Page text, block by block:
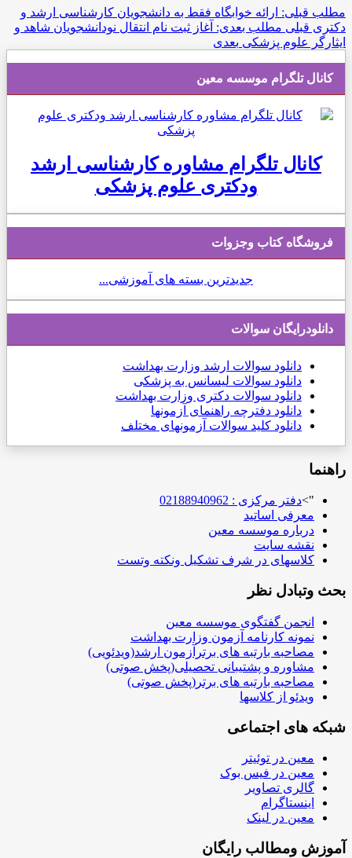
مطلب قبلی: ارائه خوابگاه فقط به دانشجویان کارشناسی ارشد و
دکتری قبلی مطلب بعدی: آغاز ثبت نام انتقال نودانشجویان شاهد و
ایثارگر علوم پزشکی بعدی
کانال تلگرام موسسه معین
کانال تلگرام مشاوره کارشناسی ارشد
ودکتری علوم پزشکی
فروشگاه کتاب وجزوات
جدیدترین بسته های آموزشی...
دانلودرایگان سوالات
دانلود سوالات ارشد وزارت بهداشت
دانلود سوالات لیسانس به پزشکی
دانلود سوالات دکتری وزارت بهداشت
دانلود دفترچه راهنمای آزمونها
دانلود کلید سوالات آزمونهای مختلف
راهنما
">دفتر مرکزی : 02188940962
معرفی اساتید
درباره موسسه معین
نقشه سایت
کلاسهای در شرف تشکیل ونکته وتست
بحث وتبادل نظر
انجمن گفتگوی موسسه معین
نمونه کارنامه آزمون وزارت بهداشت
مصاحبه بارتبه های برترآزمون ارشد(ویدئویی)
مشاوره و پشتیبانی تحصیلی(پخش صوتی)
مصاحبه بارتبه های برتر(پخش صوتی)
ویدئو از کلاسها
شبکه های اجتماعی
معین در توئیتر
معین در فیس بوک
گالری تصاویر
اینستاگرام
معین در لینک
آموزش ومطالب رایگان